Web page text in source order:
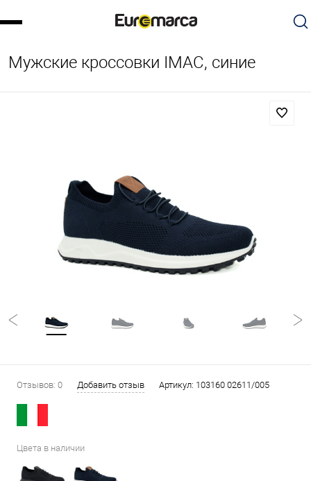
Мужские кроссовки IMAC, синие
Отзывов: 0 Добавить отзыв Артикул: 103160 02611/005
Цвета в наличии